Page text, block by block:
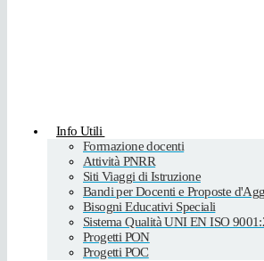
Info Utili
Formazione docenti
Attività PNRR
Siti Viaggi di Istruzione
Bandi per Docenti e Proposte
Bisogni Educativi Speciali
Sistema Qualità UNI EN ISO
Progetti PON
Progetti POC